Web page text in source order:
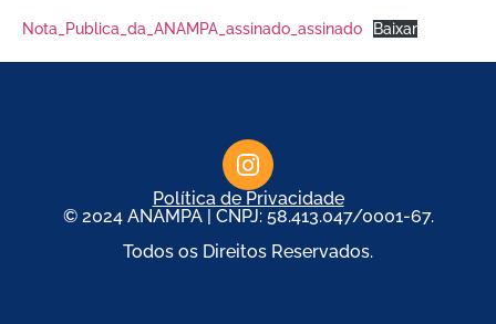
Nota_Publica_da_ANAMPA_assinado_assinado Baixar
Política de Privacidade
© 2024 ANAMPA | CNPJ: 58.413.047/0001-67.
Todos os Direitos Reservados.